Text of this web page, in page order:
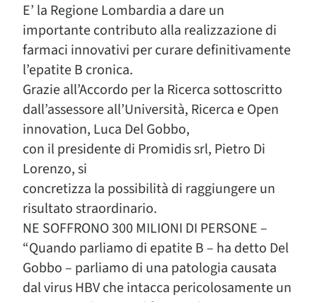
E’ la Regione Lombardia a dare un
importante contributo alla realizzazione di
farmaci innovativi per curare definitivamente
l’epatite B cronica.
Grazie all’Accordo per la Ricerca sottoscritto
dall’assessore all’Università, Ricerca e Open
innovation, Luca Del Gobbo,
con il presidente di Promidis srl, Pietro Di
Lorenzo, si
concretizza la possibilità di raggiungere un
risultato straordinario.
NE SOFFRONO 300 MILIONI DI PERSONE –
“Quando parliamo di epatite B – ha detto Del
Gobbo – parliamo di una patologia causata
dal virus HBV che intacca pericolosamente un